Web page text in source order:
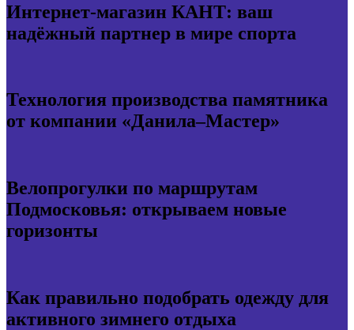
Интернет-магазин КАНТ: ваш
надёжный партнер в мире спорта
Технология производства памятника
от компании «Данила–Мастер»
Велопрогулки по маршрутам
Подмосковья: открываем новые
горизонты
Как правильно подобрать одежду для
активного зимнего отдыха